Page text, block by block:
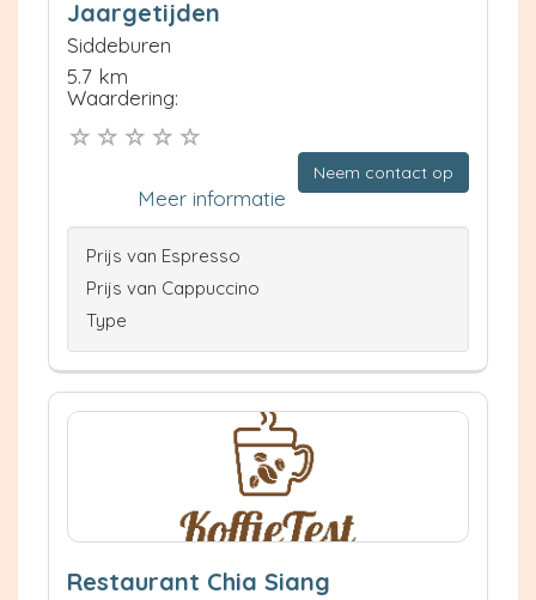
Jaargetijden
Siddeburen
5.7 km
Waardering:
Neem contact op
Meer informatie
Prijs van Espresso
Prijs van Cappuccino
Type
Restaurant Chia Siang